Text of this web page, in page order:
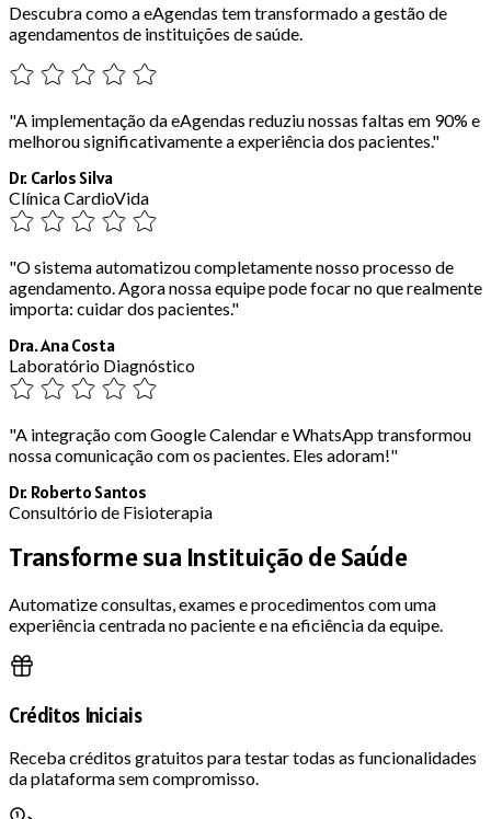
Descubra como a eAgendas tem transformado a gestão de
agendamentos de instituições de saúde.
"A implementação da eAgendas reduziu nossas faltas em 90% e
melhorou significativamente a experiência dos pacientes."
Dr. Carlos Silva
Clínica CardioVida
"O sistema automatizou completamente nosso processo de
agendamento. Agora nossa equipe pode focar no que realmente
importa: cuidar dos pacientes."
Dra. Ana Costa
Laboratório Diagnóstico
"A integração com Google Calendar e WhatsApp transformou
nossa comunicação com os pacientes. Eles adoram!"
Dr. Roberto Santos
Consultório de Fisioterapia
Transforme sua Instituição de Saúde
Automatize consultas, exames e procedimentos com uma
experiência centrada no paciente e na eficiência da equipe.
Créditos Iniciais
Receba créditos gratuitos para testar todas as funcionalidades
da plataforma sem compromisso.